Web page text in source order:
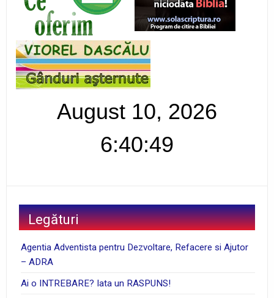
August 10, 2026
6:40:50
Legături
Agentia Adventista pentru Dezvoltare, Refacere si Ajutor
– ADRA
Ai o INTREBARE? Iata un RASPUNS!